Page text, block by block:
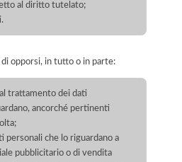
al diritto tutelato;
opporsi, in tutto o in parte:
trattamento dei dati
ancorché pertinenti
personali che lo riguardano a
pubblicitario o di vendita